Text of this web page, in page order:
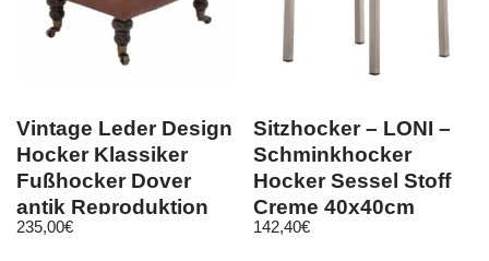
Vintage Leder Design
Hocker Klassiker
Fußhocker Dover
antik Reproduktion
1056ST
235,00€
Sitzhocker – LONI –
Schminkhocker
Hocker Sessel Stoff
Creme 40x40cm
142,40€